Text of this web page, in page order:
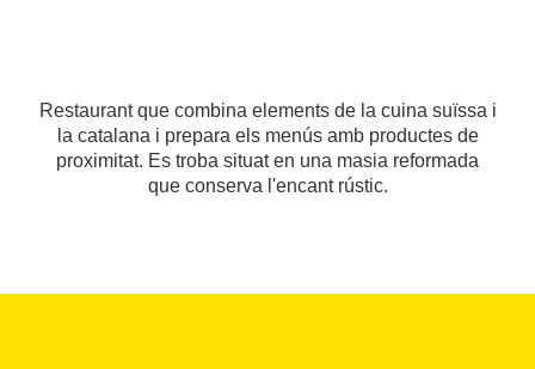
Restaurant que combina elements de la cuina suïssa i
la catalana i prepara els menús amb productes de
proximitat. Es troba situat en una masia reformada
que conserva l'encant rústic.